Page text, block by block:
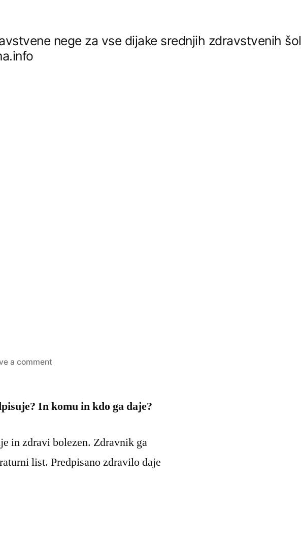
nege za vse dijake srednjih zdravstvenih šol
a commenton
vaja
In komu in kdo ga daje?
in zdravi bolezen. Zdravnik ga
list. Predpisano zdravilo daje